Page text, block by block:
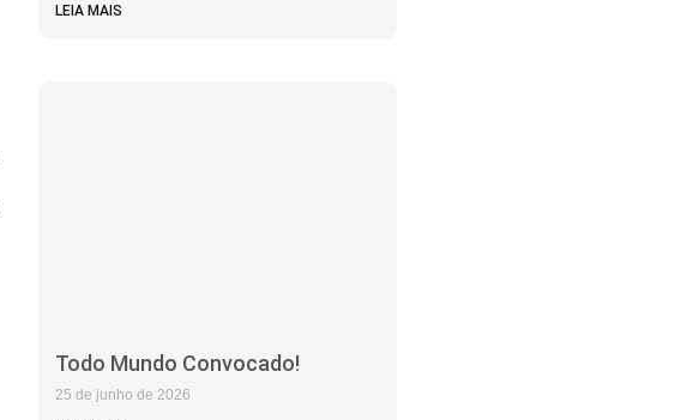
LEIA MAIS
Todo Mundo Convocado!
25 de junho de 2026